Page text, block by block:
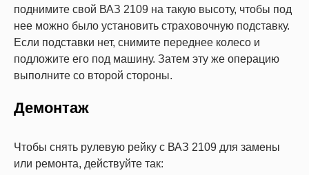
поднимите свой ВАЗ 2109 на такую высоту, чтобы под
нее можно было установить страховочную подставку.
Если подставки нет, снимите переднее колесо и
подложите его под машину. Затем эту же операцию
выполните со второй стороны.
Демонтаж
Чтобы снять рулевую рейку с ВАЗ 2109 для замены
или ремонта, действуйте так: